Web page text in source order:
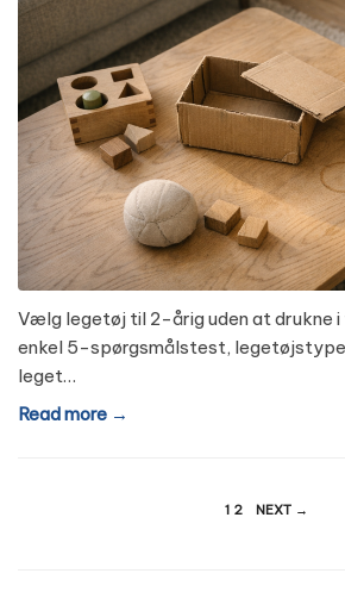
Vælg legetøj til 2-årig uden at drukne i
enkel 5-spørgsmålstest,
leget…
Read more →
Indlægsinddeling
1 2 NEXT →